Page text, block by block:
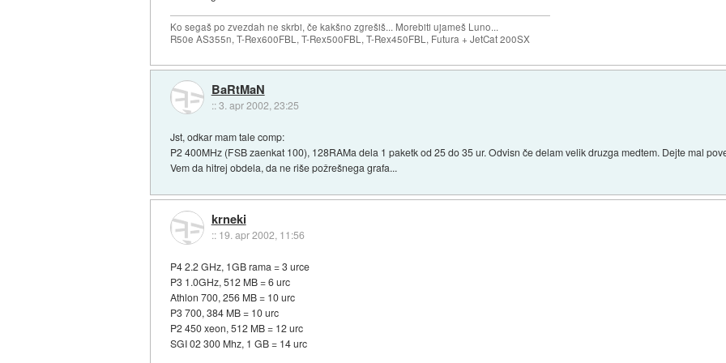
Ko segaš po zvezdah ne skrbi, če kakšno zgrešiš... Morebiti ujameš Luno...
R50e AS355n, T-Rex600FBL, T-Rex500FBL, T-Rex450FBL, Futura + JetCat 200SX
BaRtMaN
::3. apr 2002, 23:25
Jst, odkar mam tale comp:
P2 400MHz (FSB zaenkat 100), 128RAMa dela 1 paketk od 25 do 35 ur. Odvisn če delam velik druzga medtem. Dejte mal
Vem da hitrej obdela, da ne riše požrešnega grafa...
krneki
:: 19. apr 2002, 11:56
P4 2.2 GHz, 1GB rama = 3 urce
P3 1.0GHz, 512 MB = 6 urc
Athlon 700, 256 MB = 10 urc
P3 700, 384 MB = 10 urc
P2 450 xeon, 512 MB = 12 urc
SGI 02 300 Mhz, 1 GB = 14 urc